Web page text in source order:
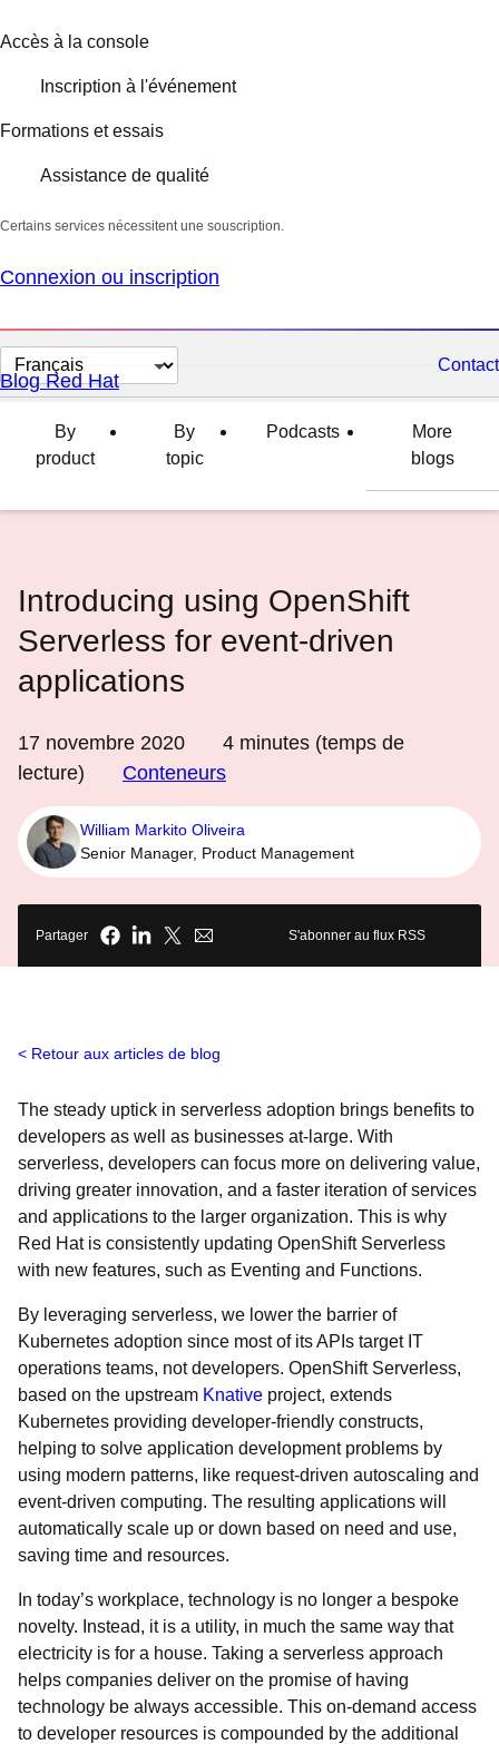
Accès à la console
Inscription à l'événement
Formations et essais
Assistance de qualité
Certains services nécessitent une souscription.
Connexion ou inscription
Changer
la
langue
Contact
Blog Red Hat
By
product
By
topic
Podcasts
More
blogs
Introducing using OpenShift
Serverless for event-driven
applications
17 novembre 2020 4 minutes (temps de
lecture)
Conteneurs
William Markito Oliveira
Senior Manager, Product Management
Partager S'abonner au flux RSS
Retour aux articles de blog
The steady uptick in serverless adoption brings benefits to
developers as well as businesses at-large. With
serverless, developers can focus more on delivering value,
driving greater innovation, and a faster iteration of services
and applications to the larger organization. This is why
Red Hat is consistently updating OpenShift Serverless
with new features, such as Eventing and Functions.
By leveraging serverless, we lower the barrier of
Kubernetes adoption since most of its APIs target IT
operations teams, not developers. OpenShift Serverless,
based on the upstream Knative project, extends
Kubernetes providing developer-friendly constructs,
helping to solve application development problems by
using modern patterns, like request-driven autoscaling and
event-driven computing. The resulting applications will
automatically scale up or down based on need and use,
saving time and resources.
In today’s workplace, technology is no longer a bespoke
novelty. Instead, it is a utility, in much the same way that
electricity is for a house. Taking a serverless approach
helps companies deliver on the promise of having
technology be always accessible. This on-demand access
to developer resources is compounded by the additional